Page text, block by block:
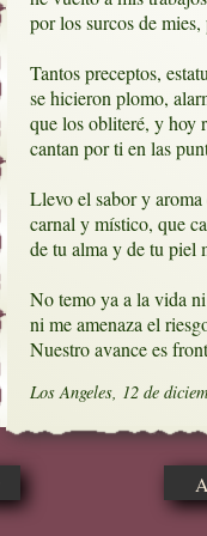
por los surcos de
Tantos preceptos,
se hicieron plomo,
que los obliteré, y hoy
cantan por ti en las
Llevo el sabor y aroma
carnal y místico, que
de tu alma y de tu piel
No temo ya a la vida
ni me amenaza el
Nuestro avance es
Los Angeles, 12 de